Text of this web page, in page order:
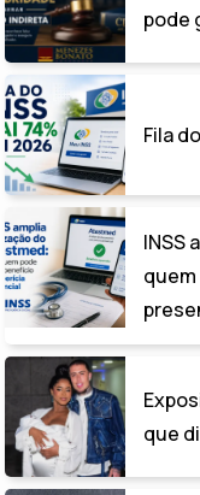
pode
Fila
INSS
que